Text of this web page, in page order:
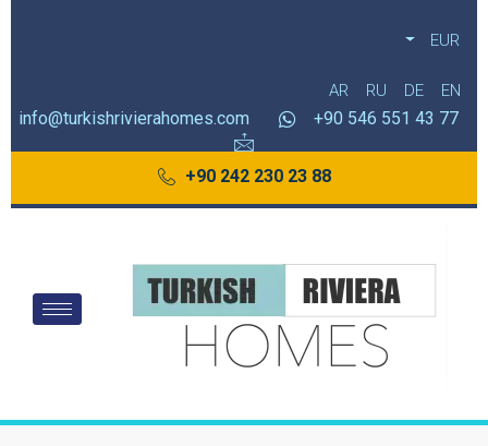
EUR
EN
DE
RU
AR
77 43 551 546 90+
info@turkishrivierahomes.com
88 23 230 242 90+